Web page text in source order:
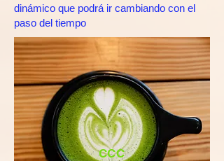
dinámico que podrá ir cambiando con el
paso del tiempo
CCC